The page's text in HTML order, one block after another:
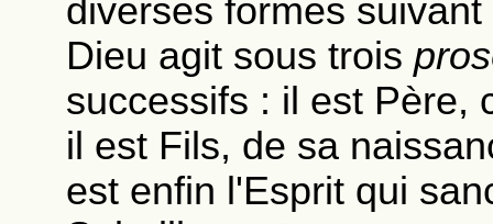
diverses formes
Dieu agit sous trois
successifs : il est Père,
il est Fils, de sa
est enfin l'Esprit qui